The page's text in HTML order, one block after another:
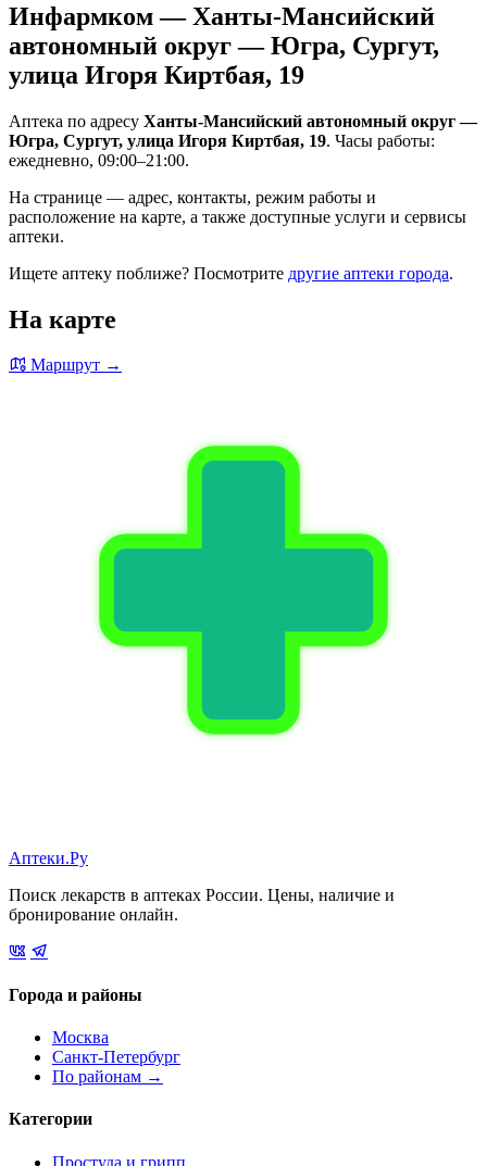
Инфармком — Ханты-Мансийский
автономный округ — Югра, Сургут,
улица Игоря Киртбая, 19
Аптека по адресу Ханты-Мансийский автономный округ —
Югра, Сургут, улица Игоря Киртбая, 19. Часы работы:
ежедневно, 09:00–21:00.
На странице — адрес, контакты, режим работы и
расположение на карте, а также доступные услуги и сервисы
аптеки.
Ищете аптеку поближе? Посмотрите другие аптеки города.
На карте
Маршрут →
Аптеки.Ру
Поиск лекарств в аптеках России. Цены, наличие и
бронирование онлайн.
Города и районы
Москва
Санкт-Петербург
По районам →
Категории
Простуда и грипп